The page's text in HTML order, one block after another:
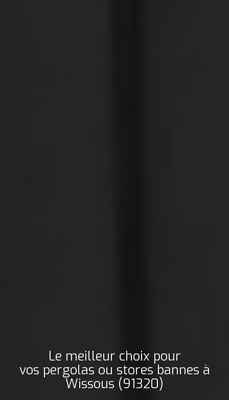
Le meilleur choix pour
vos pergolas ou stores bannes à
Wissous (91320)